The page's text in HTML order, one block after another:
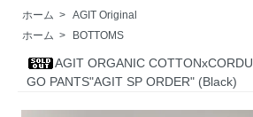
ホーム > AGIT Original
ホーム > BOTTOMS
AGIT ORGANIC
GO PANTS"AGIT SP ORDER" (Black)